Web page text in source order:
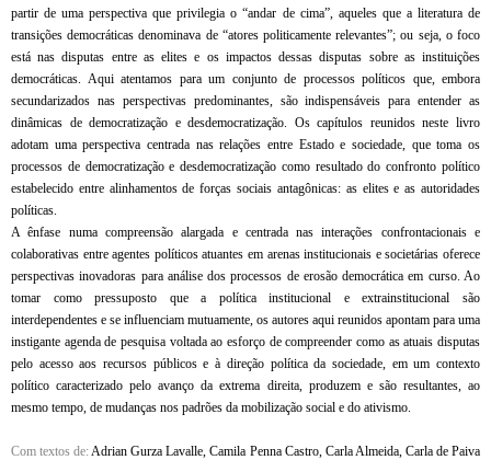
partir de uma perspectiva que privilegia o “andar de cima”, aqueles que a literatura de
transições democráticas denominava de “atores politicamente relevantes”; ou seja, o foco
está nas disputas entre as elites e os impactos dessas disputas sobre as instituições
democráticas. Aqui atentamos para um conjunto de processos políticos que, embora
secundarizados nas perspectivas predominantes, são indispensáveis para entender as
dinâmicas de democratização e desdemocratização. Os capítulos reunidos neste livro
adotam uma perspectiva centrada nas relações entre Estado e sociedade, que toma os
processos de democratização e desdemocratização como resultado do confronto político
estabelecido entre alinhamentos de forças sociais antagônicas: as elites e as autoridades
políticas.
A ênfase numa compreensão alargada e centrada nas interações confrontacionais e
colaborativas entre agentes políticos atuantes em arenas institucionais e societárias oferece
perspectivas inovadoras para análise dos processos de erosão democrática em curso. Ao
tomar como pressuposto que a política institucional e extrainstitucional são
interdependentes e se influenciam mutuamente, os autores aqui reunidos apontam para uma
instigante agenda de pesquisa voltada ao esforço de compreender como as atuais disputas
pelo acesso aos recursos públicos e à direção política da sociedade, em um contexto
político caracterizado pelo avanço da extrema direita, produzem e são resultantes, ao
mesmo tempo, de mudanças nos padrões da mobilização social e do ativismo.
Com textos de:Adrian Gurza Lavalle, Camila Penna Castro, Carla Almeida, Carla de Paiva